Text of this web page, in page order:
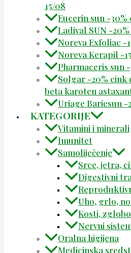
15/08
Eucerin sun -30%
Ladival SUN -
Noreva Exfoliac -
Noreva Kerapil -
Pharmaceris sun
Solgar -20% cink
beta karoten
Uriage Bariesun -
KATEGORIJE
Vitamini i minerali
Imunitet
Samoliječenje
Srce, jetra,
Digestivni
Uho, grlo,
Kosti,
Nervni
Oralna higijena
Medicinska